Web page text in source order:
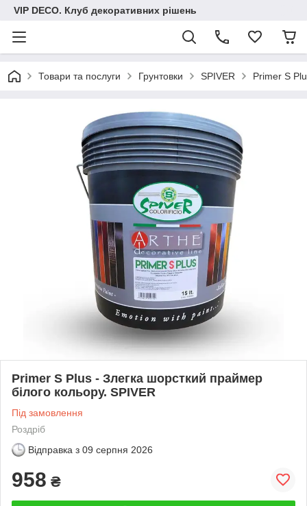
VIP DECO. Клуб декоративних рішень
Товари та послуги Грунтовки SPIVER Primer S
Primer S Plus - Злегка шорсткий праймер
білого кольору. SPIVER
Під замовлення
Роздріб
Відправка з 09 серпня 2026
958 ₴